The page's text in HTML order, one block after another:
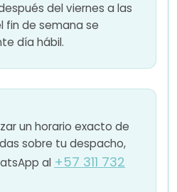
del viernes a las
fin de semana se
día hábil.
un horario exacto de
sobre tu despacho,
al +57 311 732